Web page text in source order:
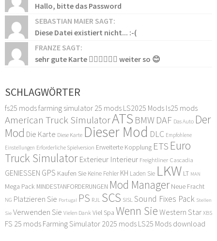
Hallo, bitte das Password
SEBASTIAN MAIER SAGT:
Diese Datei existiert nicht... :-(
FRANZE SAGT:
sehr gute Karte 👍🏻👍🏻👍🏻 weiter so 😊
SCHLAGWÖRTER
fs25 modsfarming simulator 25 mods LS2025 Mods ls25 mods
American Truck SimulatorATS BMW DAF Das Auto Der
Mod Die Karte Diese Karte Dieser Mod DLC Empfohlene
Einstellungen Erforderliche Spielversion Erweiterte Kopplung ETS Euro
Truck Simulator Exterieur Interieur Freightliner Cascadia
GENIESSEN GPS Kaufen Sie Keine Fehler KH Laden Sie LKW LT MAN
Mega Pack MINDESTANFORDERUNGEN Mod Manager Neue Fracht
NG Platzieren Sie Portugal PS RJL SCS SISLSound Fixes Pack Stellen
Sie Verwenden Sie Vielen Dank Viel Spa Wenn Sie Western Star XBS
FS 25 mods Farming Simulator 2025 mods LS25 Mods download